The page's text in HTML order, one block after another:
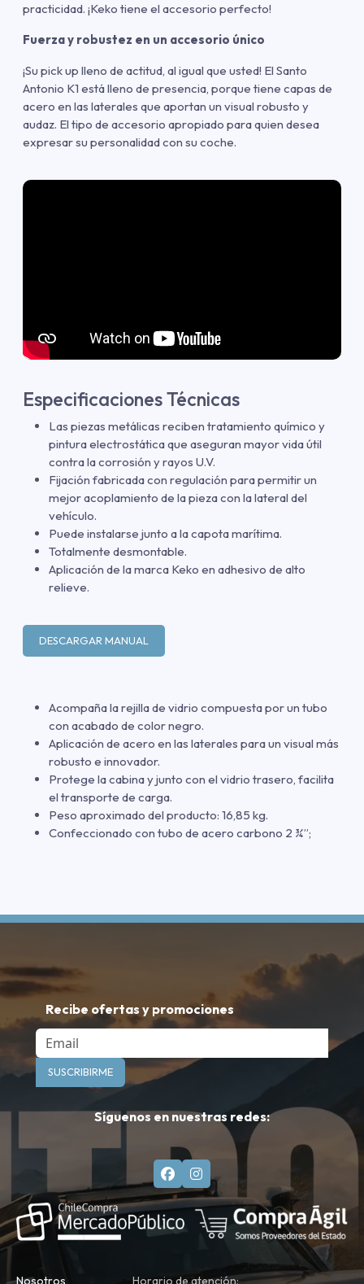
practicidad. ¡Keko tiene el accesorio perfecto!
Fuerza y robustez en un accesorio único
¡Su pick up lleno de actitud, al igual que usted! El Santo
Antonio K1 está lleno de presencia, porque tiene capas de
acero en las laterales que aportan un visual robusto y
audaz. El tipo de accesorio apropiado para quien desea
expresar su personalidad con su coche.
Especificaciones Técnicas
Las piezas metálicas reciben tratamiento químico y
pintura electrostática que aseguran mayor vida útil
contra la corrosión y rayos U.V.
Fijación fabricada con regulación para permitir un
mejor acoplamiento de la pieza con la lateral del
vehículo.
Puede instalarse junto a la capota marítima.
Totalmente desmontable.
Aplicación de la marca Keko en adhesivo de alto
relieve.
DESCARGAR MANUAL
Acompaña la rejilla de vidrio compuesta por un tubo
con acabado de color negro.
Aplicación de acero en las laterales para un visual más
robusto e innovador.
Protege la cabina y junto con el vidrio trasero, facilita
el transporte de carga.
Peso aproximado del producto: 16,85 kg.
Confeccionado con tubo de acero carbono 2 ¾”;
Recibe ofertas y promociones
Email
SUSCRIBIRME
Síguenos en nuestras redes:
Nosotros Horario de atención: